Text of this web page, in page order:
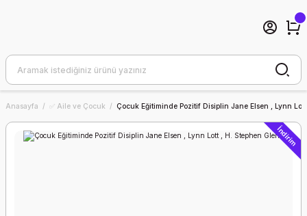
Anasayfa ✅ Aile ve Çocuk Çocuk Eğitiminde Pozitif Disiplin Jane Elsen , Lynn
İndirim